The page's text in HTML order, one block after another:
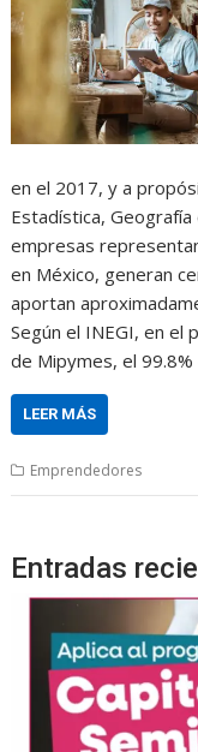
en el 2017, y a
Estadística,
empresas
en México, generan
aportan
Según el INEGI, en el
de Mipymes, el
LEER MÁS
Emprendedores
Entradas